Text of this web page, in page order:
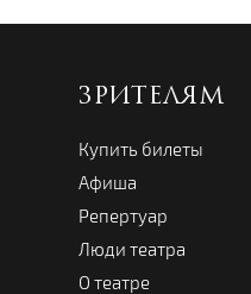
ЗРИТЕЛЯМ
Купить билеты
Афиша
Репертуар
Люди театра
О театре